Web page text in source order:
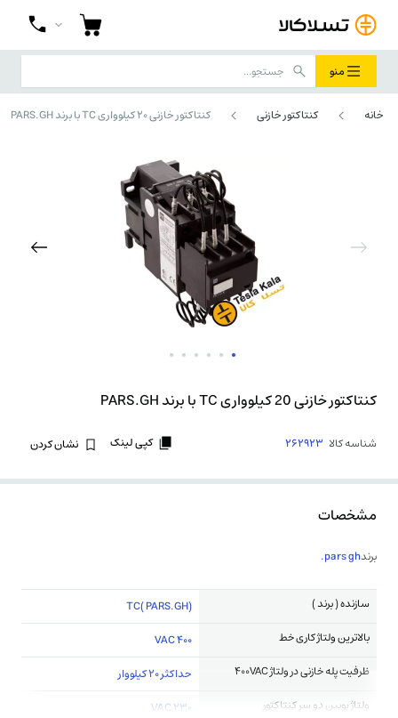
منو
خانه کنتاکتور خازنی کنتاکتور خازنی 20 کیلوواری TC با برند PARS.GH
کنتاکتور خازنی 20 کیلوواری TC با برند PARS.GH
شناسه کالا 262923 کپی لینک نشان کردن
مشخصات
برندpars gh.
سازنده ( برند )
TC( PARS.GH)
بالاترین ولتاژ کاری خط
400 VAC
ظرفیت پله خازنی در ولتاژ 400VAC
حداکثر 20 کیلووار
ولتاژ بوبین دو سر کنتاکتور
230 VAC